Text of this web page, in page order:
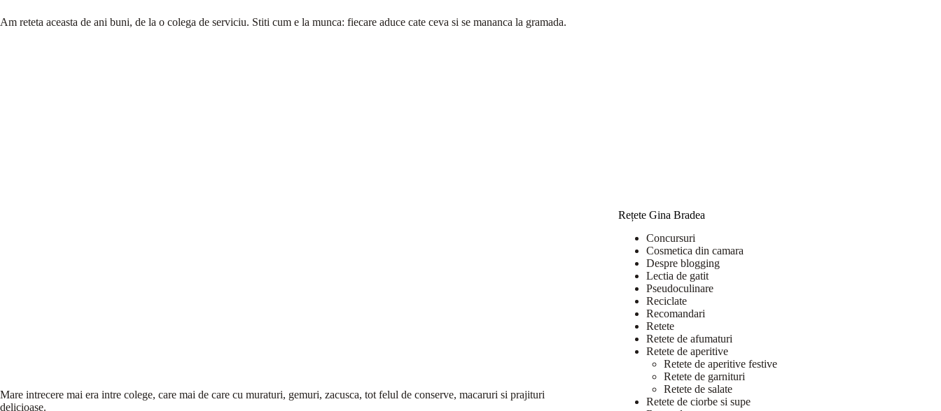
Am reteta aceasta de ani buni, de la o colega de serviciu. Stiti cum e la munca: fiecare aduce cate ceva si se mananca la gramada.
Mare intrecere mai era intre colege, care mai de care cu muraturi, gemuri, zacusca, tot felul de conserve, macaruri si prajituri
delicioase.
Rețete Gina Bradea
Concursuri
Cosmetica din camara
Despre blogging
Lectia de gatit
Pseudoculinare
Reciclate
Recomandari
Retete
Retete de afumaturi
Retete de aperitive
Retete de aperitive festive
Retete de garnituri
Retete de salate
Retete de ciorbe si supe